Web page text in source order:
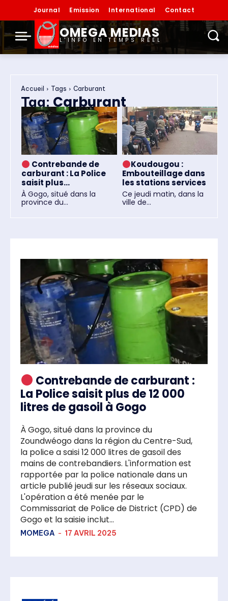
Journal Emission International Contact
OMEGA MEDIAS
L'INFO EN TEMPS RÉEL
Accueil Tags Carburant
Tag: Carburant
Contrebande de
carburant : La Police
saisit plus...
À Gogo, situé dans la
province du...
Koudougou :
Embouteillage dans
les stations services
Ce jeudi matin, dans la
ville de...
Contrebande de carburant :
La Police saisit plus de 12 000
litres de gasoil à Gogo
À Gogo, situé dans la province du
Zoundwéogo dans la région du Centre-Sud,
la police a saisi 12 000 litres de gasoil des
mains de contrebandiers. L'information est
rapportée par la police nationale dans un
article publié jeudi sur les réseaux sociaux.
L'opération a été menée par le
Commissariat de Police de District (CPD) de
Gogo et la saisie inclut...
MOMEGA - 17 AVRIL 2025